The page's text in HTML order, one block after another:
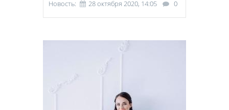
Новость: 28 октября 2020, 14:05 0